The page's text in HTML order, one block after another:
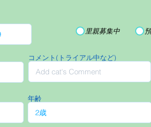
里親募集中
コメント(トライアル中など)
年齢